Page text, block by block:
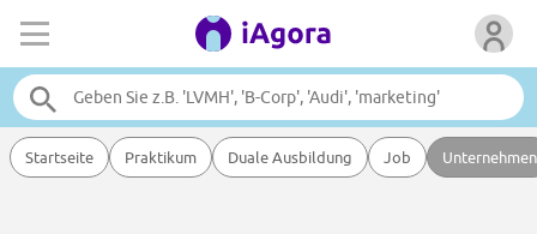
Startseite Praktikum Duale Ausbildung Job Unternehmen